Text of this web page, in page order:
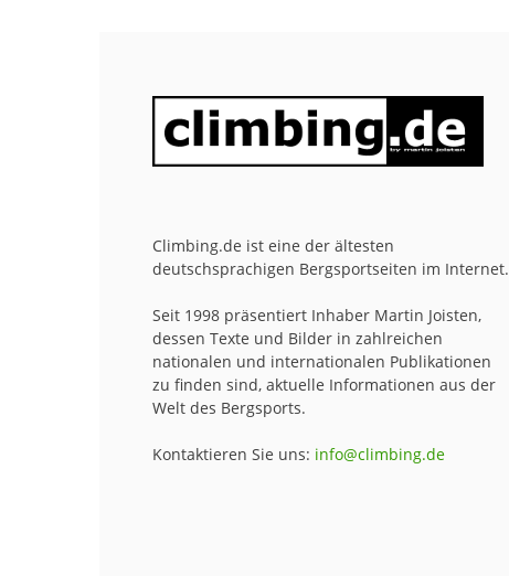
Climbing.de ist eine der ältesten
deutschsprachigen Bergsportseiten im Internet.
Seit 1998 präsentiert Inhaber Martin Joisten,
dessen Texte und Bilder in zahlreichen
nationalen und internationalen Publikationen
zu finden sind, aktuelle Informationen aus der
Welt des Bergsports.
Kontaktieren Sie uns: info@climbing.de